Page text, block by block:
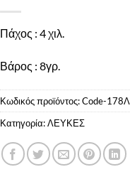
Πάχος : 4 χιλ.
Βάρος : 8γρ.
Κωδικός προϊόντος:Code-178Λ
Κατηγορία:ΛΕΥΚΕΣ